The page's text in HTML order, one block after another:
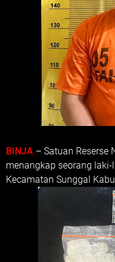
BINJA – Satuan Reserse
menangkap seorang
Kecamatan Sunggal